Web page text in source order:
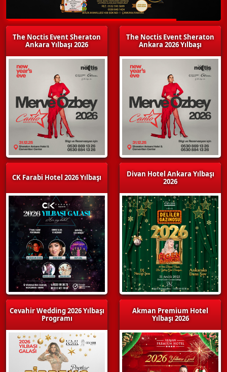
The Noctis Event Sheraton
Ankara Yılbaşı 2026
CK Farabi Hotel 2026 Yılbaşı
Cevahir Wedding 2026 Yılbaşı
Programı
The Noctis Event Sheraton
Ankara 2026 Yılbaşı
Divan Hotel Ankara Yılbaşı
2026
Akman Premium Hotel
Yılbaşı 2026